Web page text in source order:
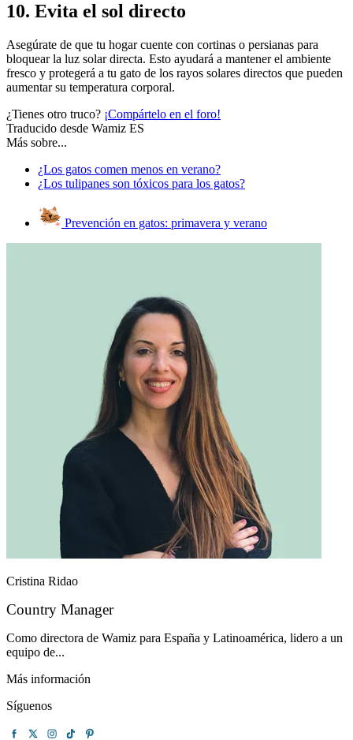
10. Evita el sol directo
Asegúrate de que tu hogar cuente con cortinas o persianas para
bloquear la luz solar directa. Esto ayudará a mantener el ambiente
fresco y protegerá a tu gato de los rayos solares directos que pueden
aumentar su temperatura corporal.
¿Tienes otro truco? ¡Compártelo en el foro!
Traducido desde Wamiz ES
Más sobre...
¿Los gatos comen menos en verano?
¿Los tulipanes son tóxicos para los gatos?
Prevención en gatos: primavera y verano
Cristina Ridao
Country Manager
Como directora de Wamiz para España y Latinoamérica, lidero a un
equipo de...
Más información
Síguenos